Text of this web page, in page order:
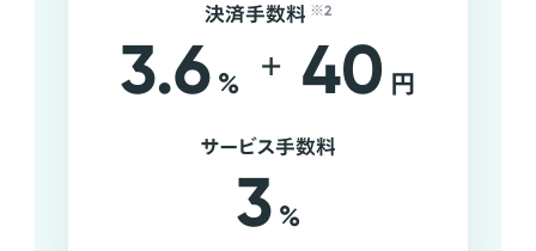
決済手数料 ※2
3.6 % + 40 円
サービス手数料
3 %